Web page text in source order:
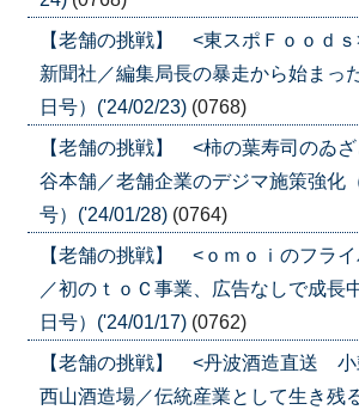
【老舗の挑戦】 <東スポＦｏｏｄ
新聞社／編集局長の暴走から始まっ
日号）('24/02/23) (0768)
【老舗の挑戦】 <柿の葉寿司のゐ
谷本舗／老舗企業のデジマ施策強化
号）('24/01/28) (0764)
【老舗の挑戦】 <ｏｍｏｉのフラ
／初のｔｏＣ事業、広告なしで成長
日号）('24/01/17) (0762)
【老舗の挑戦】 <丹波酒造直送
西山酒造場／伝統産業として生き残